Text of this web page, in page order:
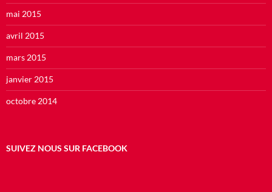
mai 2015
avril 2015
mars 2015
janvier 2015
octobre 2014
SUIVEZ NOUS SUR FACEBOOK